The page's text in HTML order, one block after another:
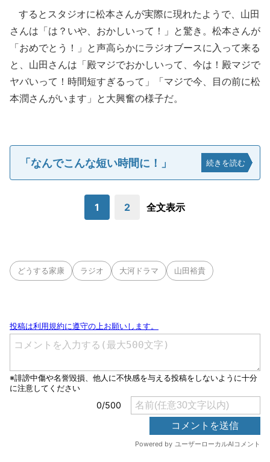
するとスタジオに松本さんが実際に現れたようで、山田
さんは「は？いや、おかしいって！」と驚き。松本さんが
「おめでとう！」と声高らかにラジオブースに入って来る
と、山田さんは「殿マジでおかしいって、今は！殿マジで
ヤバいって！時間短すぎるって」「マジで今、目の前に松
本潤さんがいます」と大興奮の様子だ。
「なんでこんな短い時間に！」 続きを読む
1 2 全文表示
どうする家康 ラジオ 大河ドラマ 山田裕貴